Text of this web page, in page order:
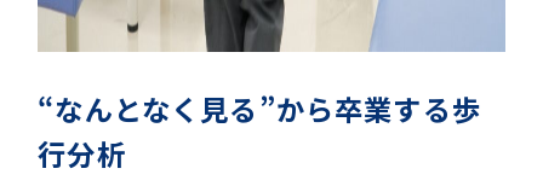
“なんとなく見る”から卒業する歩
行分析